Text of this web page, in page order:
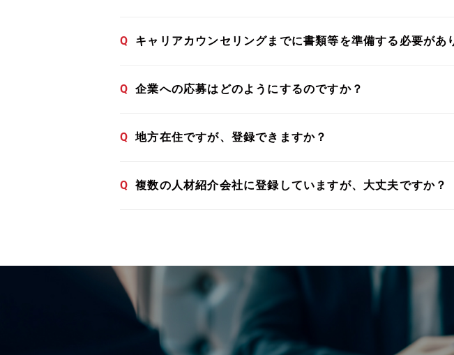
Q キャリアカウンセリングまでに書類等を準備する必要があ
Q 企業への応募はどのようにするのですか？
Q 地方在住ですが、登録できますか？
Q 複数の人材紹介会社に登録していますが、大丈夫ですか？